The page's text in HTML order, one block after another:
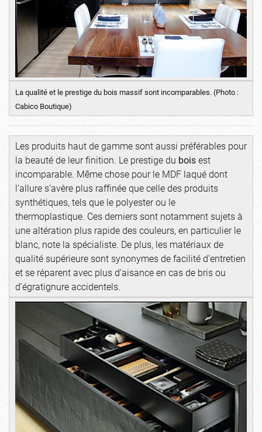
La qualité et le prestige du bois massif sont incomparables. (Photo :
Cabico Boutique)
Les produits haut de gamme sont aussi préférables pour
la beauté de leur finition. Le prestige du boisest
incomparable. Même chose pour le MDF laqué dont
l’allure s’avère plus raffinée que celle des produits
synthétiques, tels que le polyester ou le
thermoplastique. Ces derniers sont notamment sujets à
une altération plus rapide des couleurs, en particulier le
blanc, note la spécialiste. De plus, les matériaux de
qualité supérieure sont synonymes de facilité d’entretien
et se réparent avec plus d’aisance en cas de bris ou
d’égratignure accidentels.